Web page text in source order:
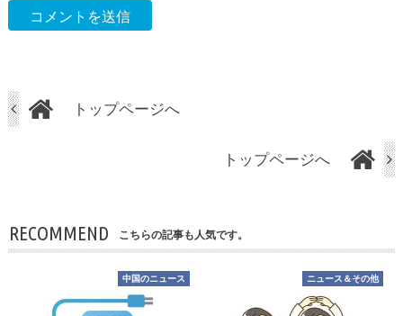
トップページへ
トップページへ
RECOMMEND こちらの記事も人気です。
中国のニュース ニュース＆その他